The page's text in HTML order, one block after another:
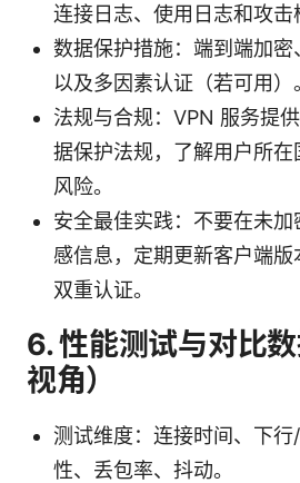
连接日志、使用日志和攻击
数据保护措施：端到端加密
以及多因素认证（若可用）
法规与合规：VPN 服务提
据保护法规，了解用户所
风险。
安全最佳实践：不要在未
感信息，定期更新客户端版
双重认证。
6. 性能测试与对比
视角）
测试维度：连接时间、下
性、丢包率、抖动。